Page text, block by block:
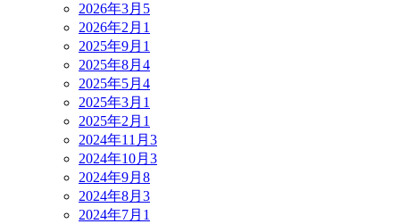
2026年3月 5
2026年2月 1
2025年9月 1
2025年8月 4
2025年5月 4
2025年3月 1
2025年2月 1
2024年11月 3
2024年10月 3
2024年9月 8
2024年8月 3
2024年7月 1